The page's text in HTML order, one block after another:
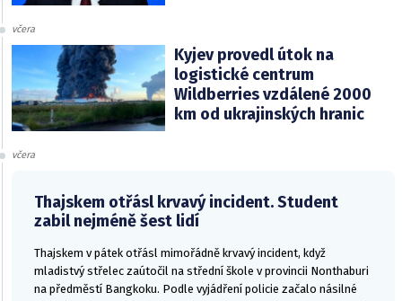
včera
Kyjev provedl útok na
logistické centrum
Wildberries vzdálené 2000
km od ukrajinských hranic
včera
Thajskem otřásl krvavý incident. Student
zabil nejméně šest lidí
Thajskem v pátek otřásl mimořádně krvavý incident, když
mladistvý střelec zaútočil na střední škole v provincii Nonthaburi
na předměstí Bangkoku. Podle vyjádření policie začalo násilné